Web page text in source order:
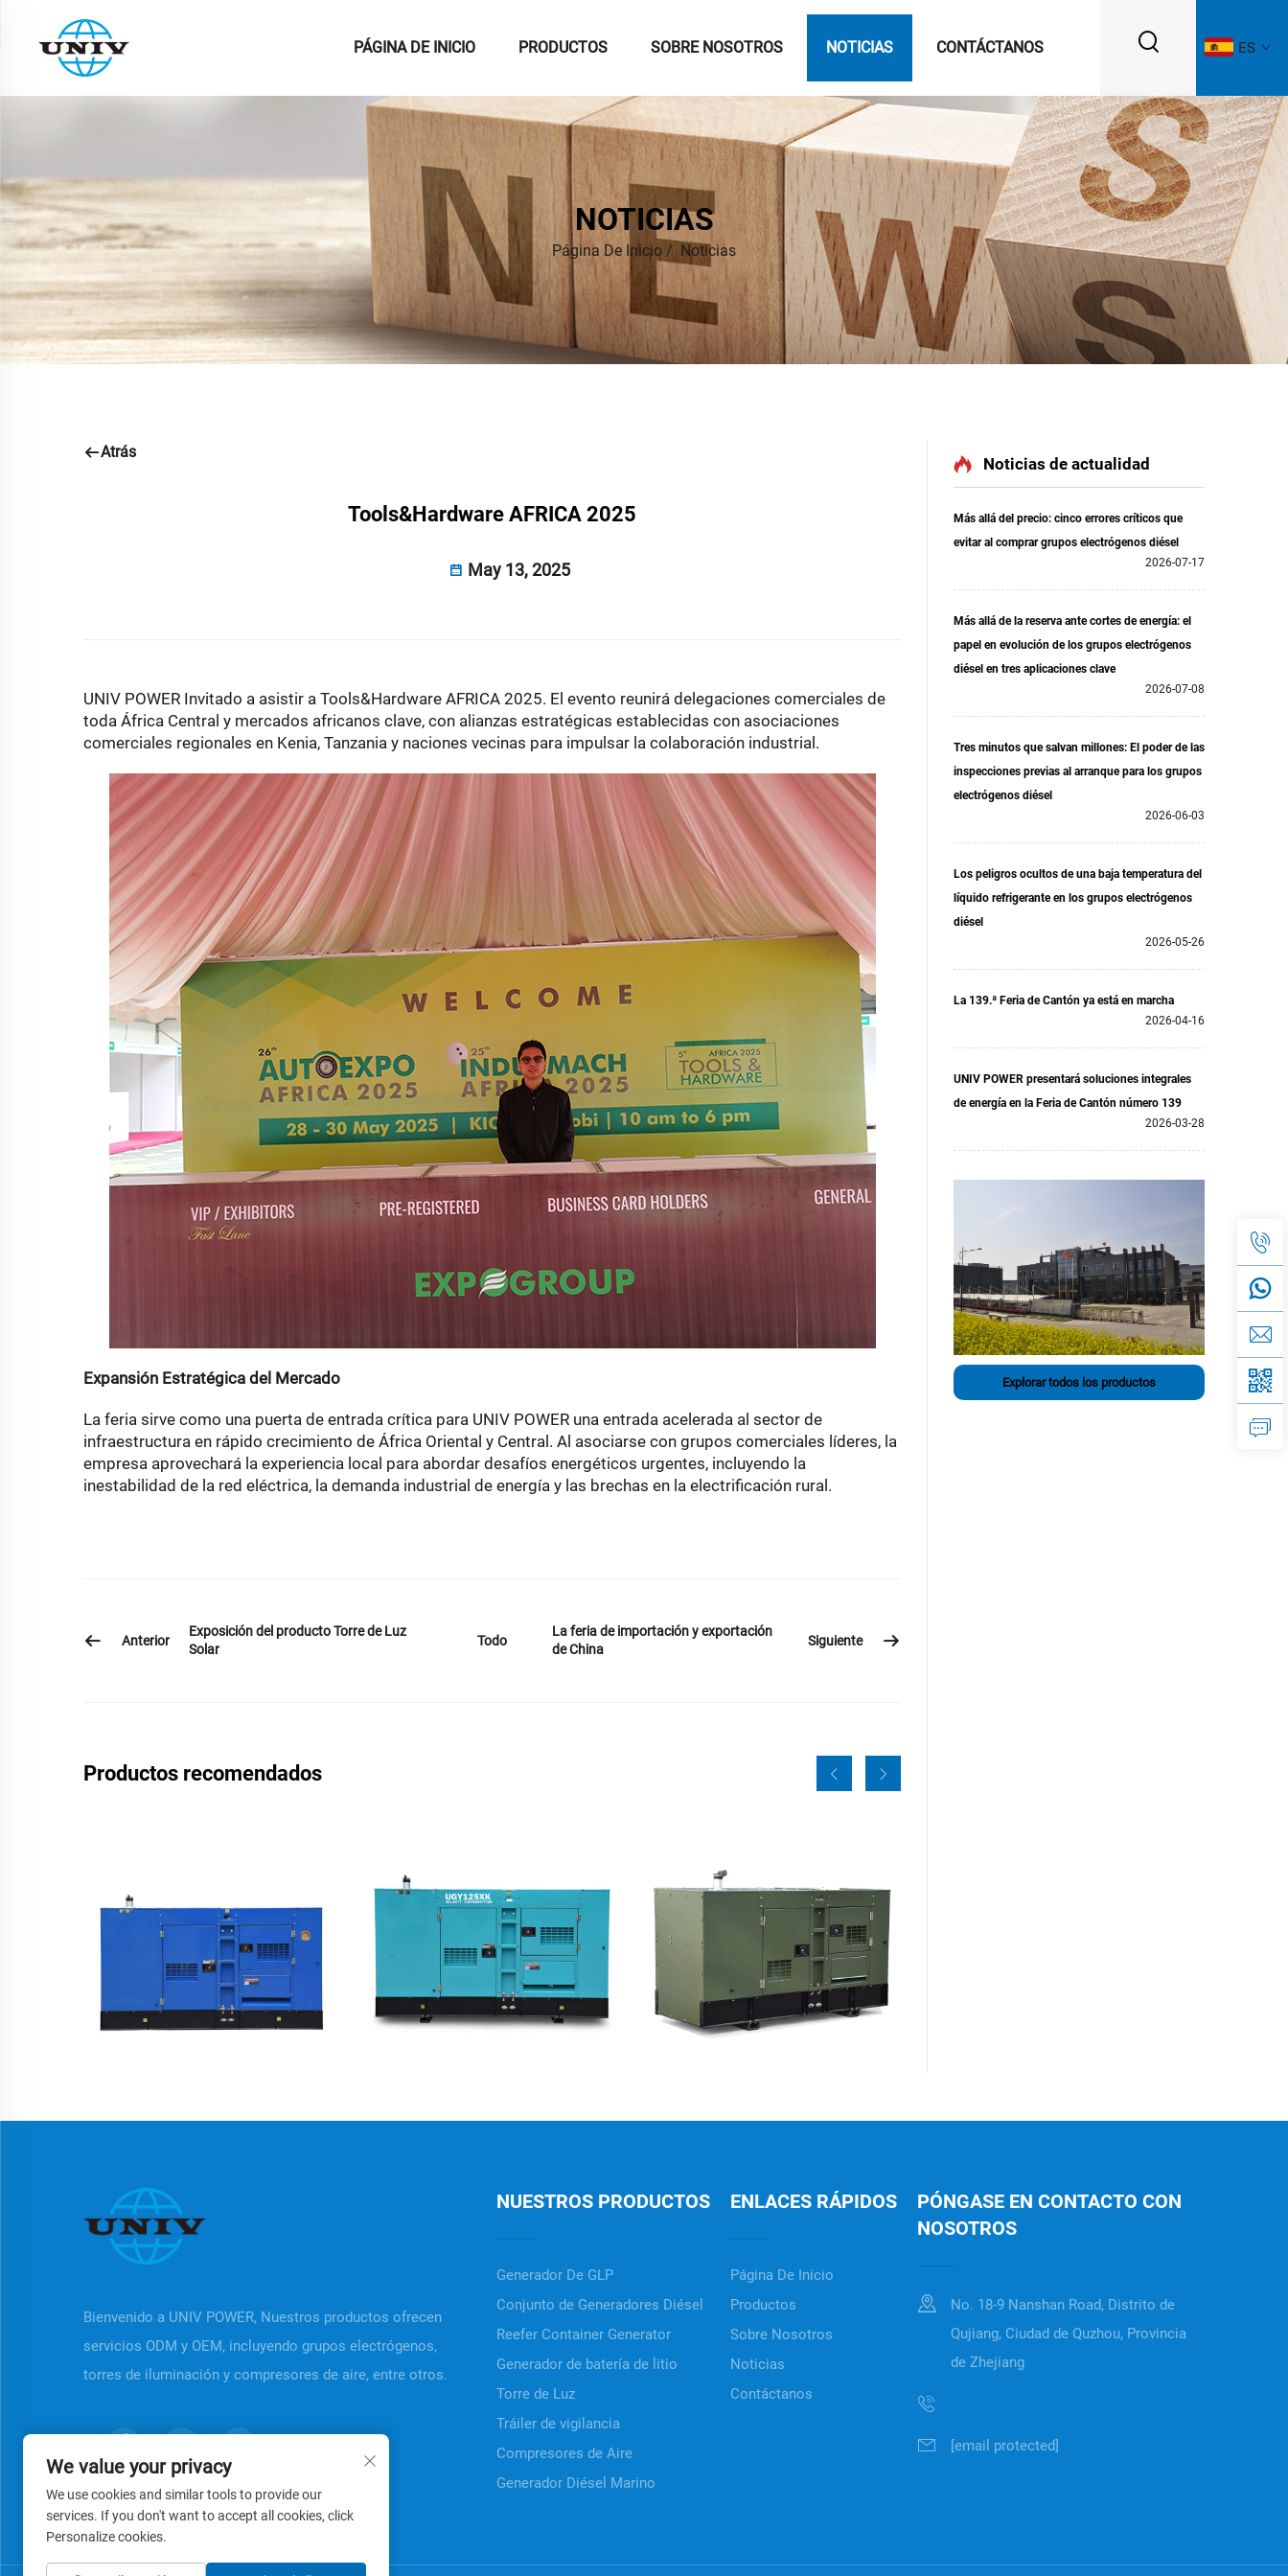
PÁGINA DE INICIO PRODUCTOS SOBRE NOSOTROS NOTICIAS CONTÁCTANOS ES
NOTICIAS
Página De Inicio / Noticias
Atrás
Tools&Hardware AFRICA 2025
May 13, 2025
UNIV POWER Invitado a asistir a Tools&Hardware AFRICA 2025. El evento reunirá delegaciones comerciales de
toda África Central y mercados africanos clave, con alianzas estratégicas establecidas con asociaciones
comerciales regionales en Kenia, Tanzania y naciones vecinas para impulsar la colaboración industrial.
Expansión Estratégica del Mercado
La feria sirve como una puerta de entrada crítica para UNIV POWER una entrada acelerada al sector de
infraestructura en rápido crecimiento de África Oriental y Central. Al asociarse con grupos comerciales líderes, la
empresa aprovechará la experiencia local para abordar desafíos energéticos urgentes, incluyendo la
inestabilidad de la red eléctrica, la demanda industrial de energía y las brechas en la electrificación rural.
Anterior
Exposición del producto Torre de Luz
Solar
Todo
La feria de importación y exportación
de China
Siguiente
Productos recomendados
Noticias de actualidad
Más allá del precio: cinco errores críticos que
evitar al comprar grupos electrógenos diésel
2026-07-17
Más allá de la reserva ante cortes de energía: el
papel en evolución de los grupos electrógenos
diésel en tres aplicaciones clave
2026-07-08
Tres minutos que salvan millones: El poder de las
inspecciones previas al arranque para los grupos
electrógenos diésel
2026-06-03
Los peligros ocultos de una baja temperatura del
líquido refrigerante en los grupos electrógenos
diésel
2026-05-26
La 139.ª Feria de Cantón ya está en marcha
2026-04-16
UNIV POWER presentará soluciones integrales
de energía en la Feria de Cantón número 139
2026-03-28
Explorar todos los productos
Bienvenido a UNIV POWER, Nuestros productos ofrecen
servicios ODM y OEM, incluyendo grupos electrógenos,
torres de iluminación y compresores de aire, entre otros.
NUESTROS PRODUCTOS
Generador De GLP
Conjunto de Generadores Diésel
Reefer Container Generator
Generador de batería de litio
Torre de Luz
Tráiler de vigilancia
Compresores de Aire
Generador Diésel Marino
ENLACES RÁPIDOS
Página De Inicio
Productos
Sobre Nosotros
Noticias
Contáctanos
PÓNGASE EN CONTACTO CON
NOSOTROS
No. 18-9 Nanshan Road, Distrito de
Qujiang, Ciudad de Quzhou, Provincia
de Zhejiang
[email protected]
We value your privacy
We use cookies and similar tools to provide our
services. If you don't want to accept all cookies, click
Personalize cookies.